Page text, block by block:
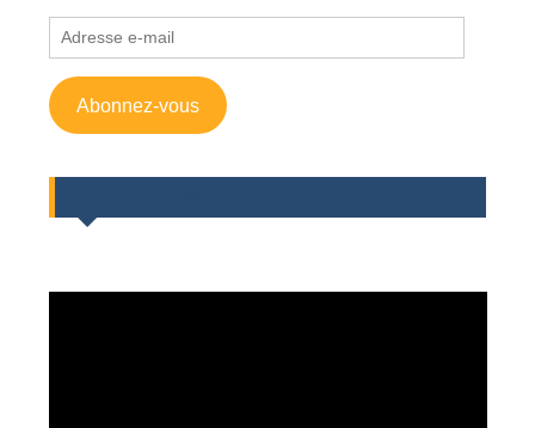
Adresse
e-
mail
Abonnez-vous